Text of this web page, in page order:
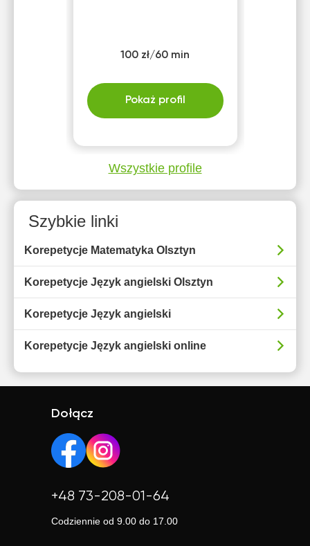
100 zł/60 min
Pokaż profil
Wszystkie profile
Szybkie linki
Korepetycje Matematyka Olsztyn
Korepetycje Język angielski Olsztyn
Korepetycje Język angielski
Korepetycje Język angielski online
Dołącz
+48 73-208-01-64
Codziennie od 9.00 do 17.00